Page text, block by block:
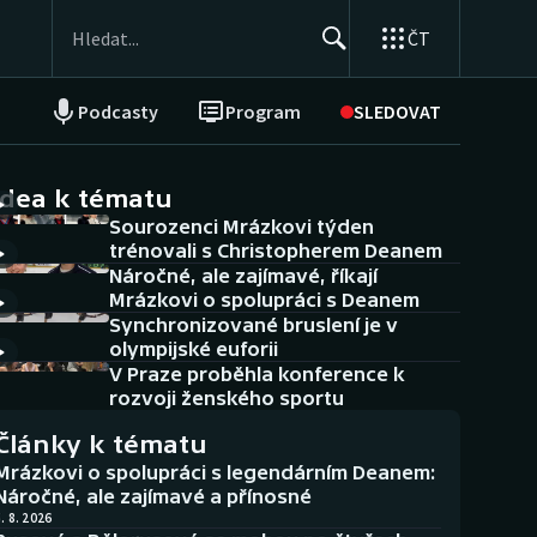
ČT
Podcasty Program SLEDOVAT
NEPŘEHLÉDNĚTE
Historické návraty
Aplikace ČT sport
AZ kvíz
k tématu
Sourozenci Mrázkovi týden
trénovali s Christopherem Deanem
Náročné, ale zajímavé, říkají
Mrázkovi o spolupráci s Deanem
Synchronizované bruslení je v
olympijské euforii
V Praze proběhla konference k
rozvoji ženského sportu
k tématu
o spolupráci s legendárním Deanem:
ale zajímavé a přínosné
8. 2026